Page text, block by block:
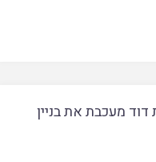
מעכבת את בניין